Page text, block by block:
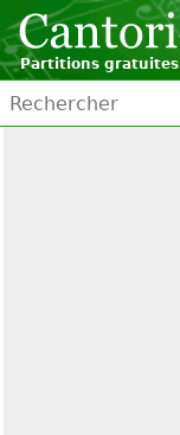
Partitions gratuites